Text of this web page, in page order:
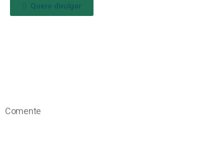
Quero divulgar
Comente